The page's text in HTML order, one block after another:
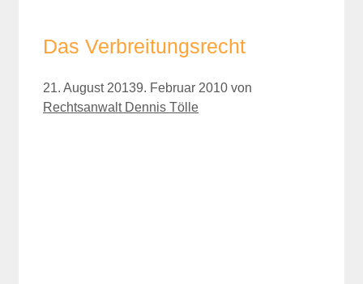
Das Verbreitungsrecht
21. August 20139. Februar 2010 von
Rechtsanwalt Dennis Tölle